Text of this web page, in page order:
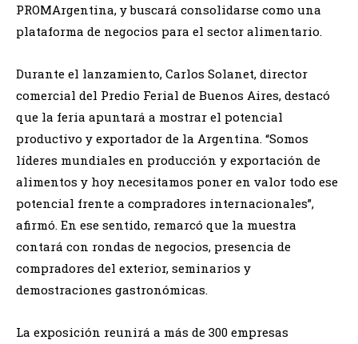
PROMArgentina, y buscará consolidarse como una
plataforma de negocios para el sector alimentario.
Durante el lanzamiento, Carlos Solanet, director
comercial del Predio Ferial de Buenos Aires, destacó
que la feria apuntará a mostrar el potencial
productivo y exportador de la Argentina. “Somos
líderes mundiales en producción y exportación de
alimentos y hoy necesitamos poner en valor todo ese
potencial frente a compradores internacionales”,
afirmó. En ese sentido, remarcó que la muestra
contará con rondas de negocios, presencia de
compradores del exterior, seminarios y
demostraciones gastronómicas.
La exposición reunirá a más de 300 empresas